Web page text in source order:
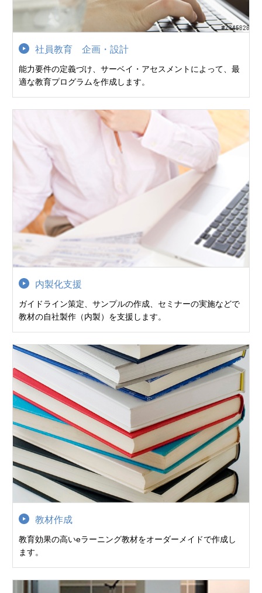
社員教育 企画・設計
能力要件の定義づけ、サーベイ・アセスメントによって、最
適な教育プログラムを作成します。
内製化支援
ガイドライン策定、サンプルの作成、セミナーの実施などで
教材の自社製作（内製）を支援します。
教材作成
教育効果の高いeラーニング教材をオーダーメイドで作成し
ます。